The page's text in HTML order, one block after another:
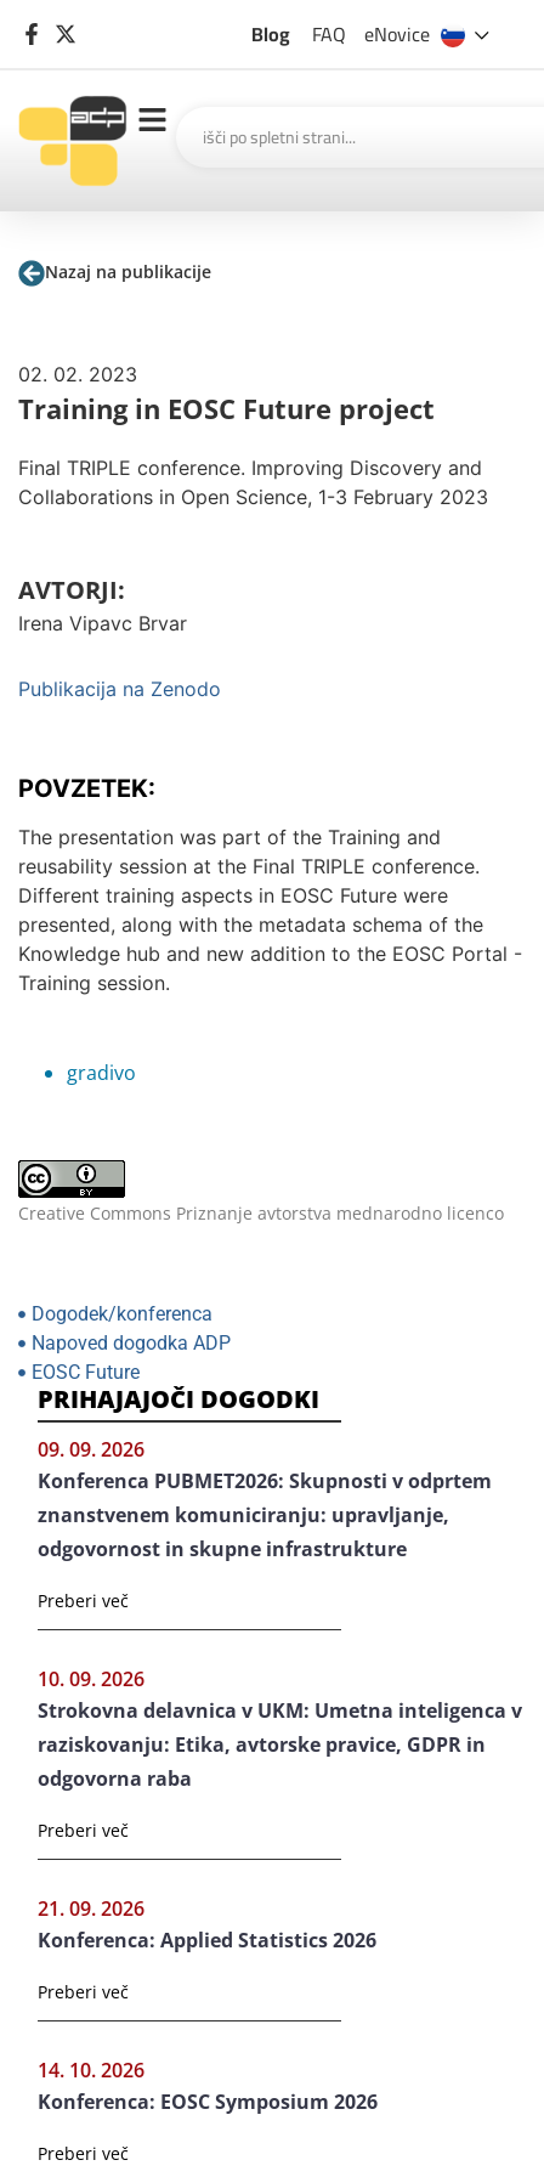
Blog FAQ eNovice
Nazaj na publikacije
02. 02. 2023
Training in EOSC Future project
Final TRIPLE conference. Improving Discovery and
Collaborations in Open Science, 1-3 February 2023
AVTORJI:
Irena Vipavc Brvar
Publikacija na Zenodo
POVZETEK:
The presentation was part of the Training and
reusability session at the Final TRIPLE conference.
Different training aspects in EOSC Future were
presented, along with the metadata schema of the
Knowledge hub and new addition to the EOSC Portal -
Training session.
gradivo
Creative Commons Priznanje avtorstva mednarodno licenco
Dogodek/konferenca
Napoved dogodka ADP
EOSC Future
PRIHAJAJOČI DOGODKI
09. 09. 2026
Konferenca PUBMET2026: Skupnosti v odprtem
znanstvenem komuniciranju: upravljanje,
odgovornost in skupne infrastrukture
Preberi več
10. 09. 2026
Strokovna delavnica v UKM: Umetna inteligenca v
raziskovanju: Etika, avtorske pravice, GDPR in
odgovorna raba
Preberi več
21. 09. 2026
Konferenca: Applied Statistics 2026
Preberi več
14. 10. 2026
Konferenca: EOSC Symposium 2026
Preberi več